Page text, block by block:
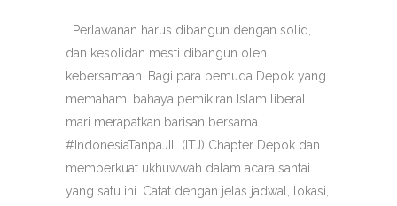
Perlawanan harus dibangun dengan solid,
dan kesolidan mesti dibangun oleh
kebersamaan. Bagi para pemuda Depok yang
memahami bahaya pemikiran Islam liberal,
mari merapatkan barisan bersama
#IndonesiaTanpaJIL (ITJ) Chapter Depok dan
memperkuat ukhuwwah dalam acara santai
yang satu ini. Catat dengan jelas jadwal, lokasi,